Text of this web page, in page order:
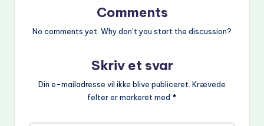
Comments
No comments yet. Why don’t you start the discussion?
Skriv et svar
Din e-mailadresse vil ikke blive publiceret. Krævede
felter er markeret med *